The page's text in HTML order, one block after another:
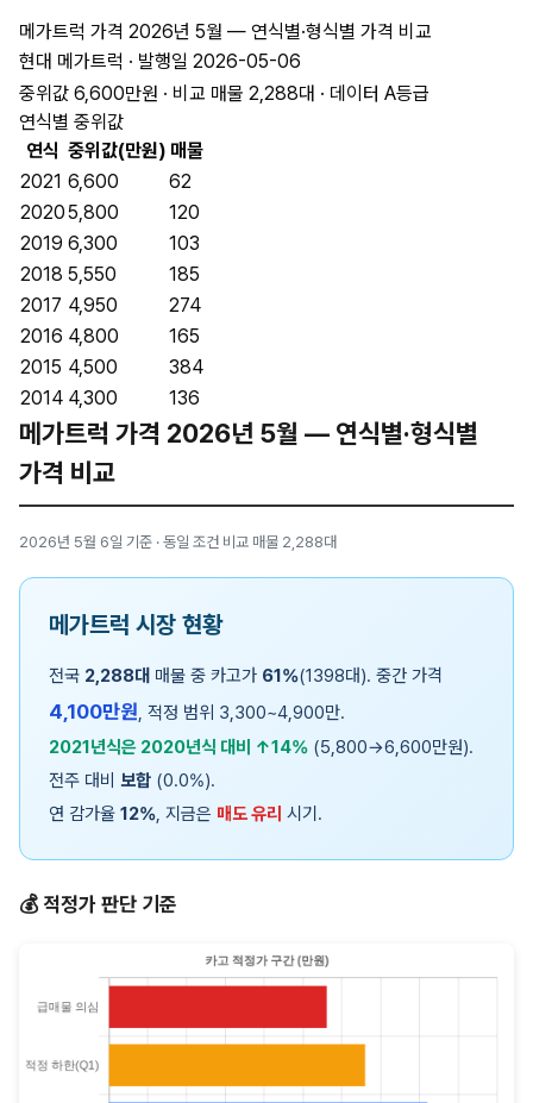
메가트럭 가격 2026년 5월 — 연식별·형식별 가격 비교
현대 메가트럭 · 발행일 2026-05-06
중위값 6,600만원 · 비교 매물 2,288대 · 데이터 A등급
연식별 중위값
연식 중위값(만원) 매물
2021 6,600
62
20205,800
120
2019 6,300
103
2018 5,550
185
2017 4,950
274
2016 4,800
165
2015 4,500
384
2014 4,300 136
메가트럭 가격 2026년 5월 — 연식별·형식별
가격 비교
2026년 5월 6일 기준 · 동일 조건 비교 매물 2,288대
메가트럭 시장 현황
전국 2,288대 매물 중 카고가 61%(1398대). 중간 가격
4,100만원, 적정 범위 3,300~4,900만.
2021년식은 2020년식 대비 ↑14% (5,800→6,600만원).
전주 대비 보합 (0.0%).
연 감가율 12%, 지금은 매도 유리 시기.
💰 적정가 판단 기준